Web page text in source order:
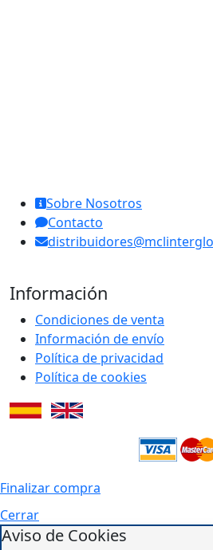
Sobre Nosotros
Contacto
Información
Condiciones de venta
Información de envío
Política de privacidad
Política de cookies
Finalizar compra
Cerrar
Aviso de Cookies